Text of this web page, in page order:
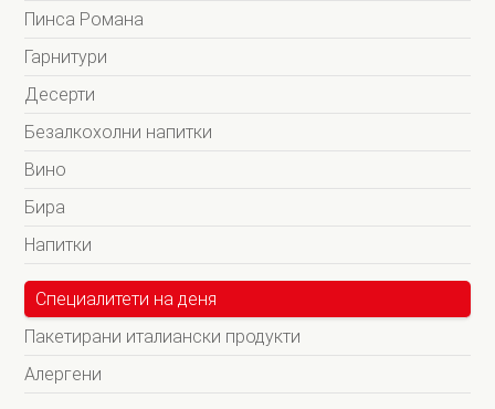
Пинса Романа
Гарнитури
Десерти
Безалкохолни напитки
Вино
Бира
Напитки
Специалитети на деня
Пакетирани италиански продукти
Алергени